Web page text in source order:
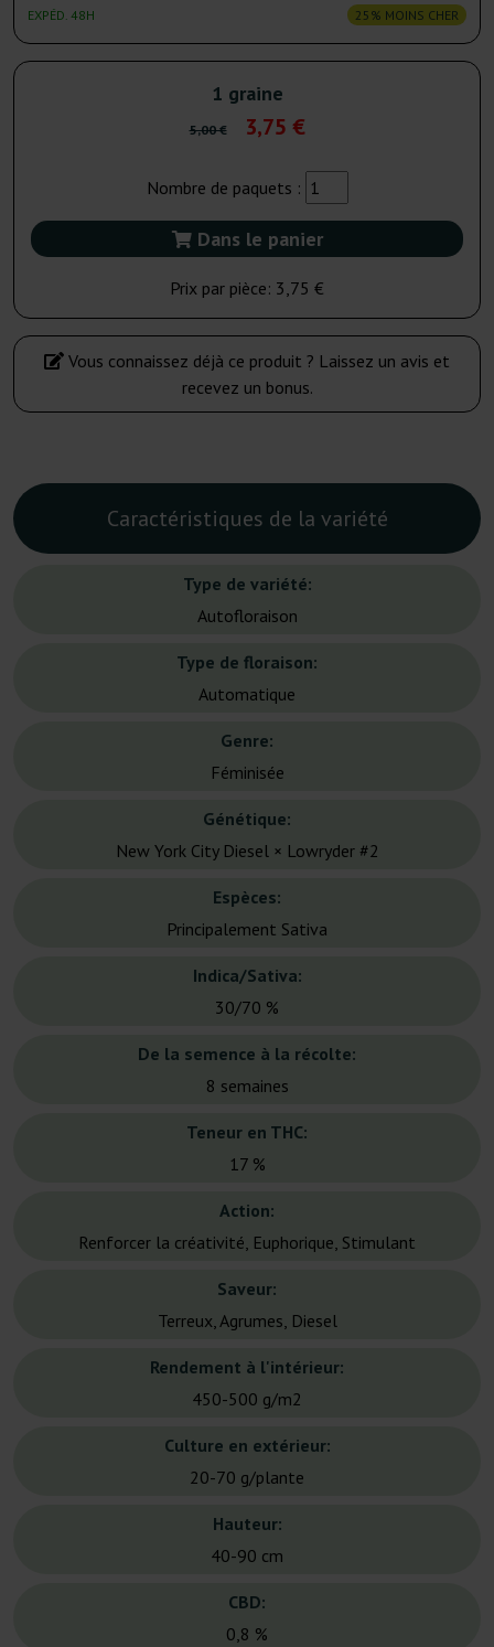
EXPÉD. 48H 25% MOINS CHER
1 graine
5,00 € 3,75 €
Nombre de paquets :
Dans le panier
Prix par pièce: 3,75 €
Vous connaissez déjà ce produit ? Laissez un avis et
recevez un bonus.
Caractéristiques de la variété
Type de variété:
Autofloraison
Type de floraison:
Automatique
Genre:
Féminisée
Génétique:
New York City Diesel × Lowryder #2
Espèces:
Principalement Sativa
Indica/Sativa:
30/70 %
De la semence à la récolte:
8 semaines
Teneur en THC:
17 %
Action:
Renforcer la créativité, Euphorique, Stimulant
Saveur:
Terreux, Agrumes, Diesel
Rendement à l'intérieur:
450-500 g/m2
Culture en extérieur:
20-70 g/plante
Hauteur:
40-90 cm
CBD:
0,8 %